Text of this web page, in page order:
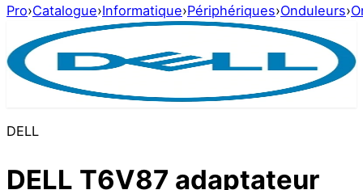
Pro›Catalogue›Informatique›Périphériques›Onduleurs›
DELL
DELL T6V87 adaptateur